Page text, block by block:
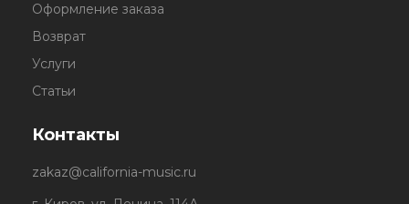
Оформление заказа
Возврат
Услуги
Статьи
Контакты
zakaz@california-music.ru